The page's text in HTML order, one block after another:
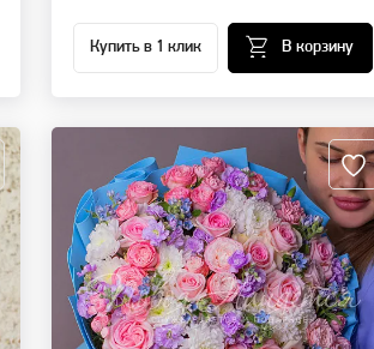
Купить в 1 клик В корзину